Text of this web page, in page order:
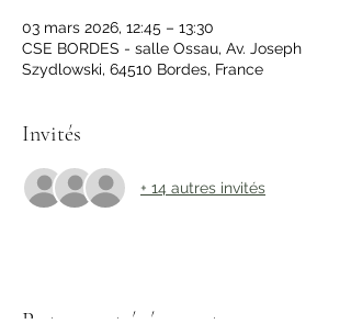
03 mars 2026, 12:45 – 13:30
CSE BORDES - salle Ossau, Av. Joseph
Szydlowski, 64510 Bordes, France
Invités
+ 14 autres invités
Partager cet événement